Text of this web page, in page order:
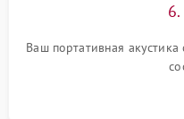
Ваш портативная